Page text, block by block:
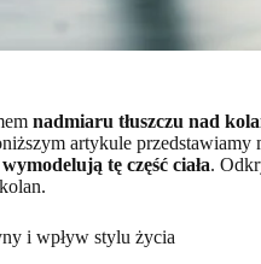
nadmiaru tłuszczu nad
artykule przedstawiamy
tę część ciała.
i wpływ stylu życia